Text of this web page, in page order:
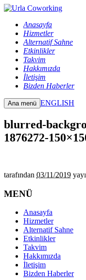
Anasayfa
Hizmetler
Alternatif Sahne
Etkinlikler
Takvim
Hakkımızda
İletişim
Bizden Haberler
Ana menü ENGLISH
blurred-
1876272-
tarafından 03/11/2019
MENÜ
Anasayfa
Hizmetler
Alternatif Sahne
Etkinlikler
Takvim
Hakkımızda
İletişim
Bizden Haberler